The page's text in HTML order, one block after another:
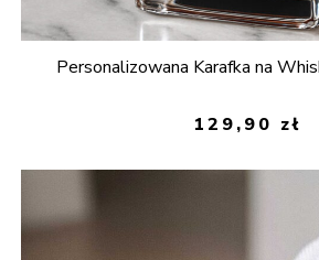
Personalizowana Karafka na
129,90 zł